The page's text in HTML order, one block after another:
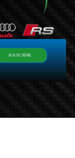
SOUSCRIRE